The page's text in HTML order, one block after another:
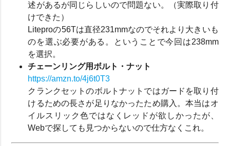
述があるが同じらしいので問題ない。（実際取り付
けできた）
Liteproの56Tは直径231mmなのでそれより大きいも
のを選ぶ必要がある。ということで今回は238mm
を選択。
チェーンリング用ボルト・ナット
https://amzn.to/4j6t0T3
クランクセットのボルトナットではガードを取り付
けるための長さが足りなかったため購入。本当はオ
イルスリック色ではなくレッドが欲しかったが、
Webで探しても見つからないので仕方なくこれ。